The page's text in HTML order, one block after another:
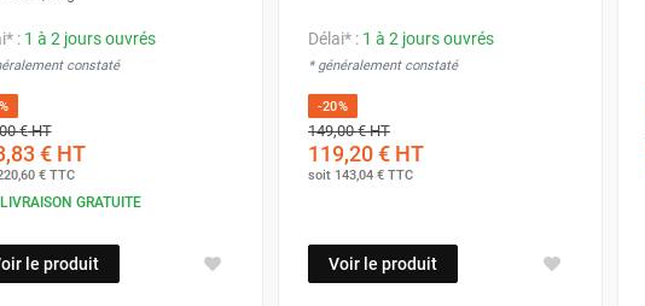
: 1 à 2 jours ouvrés
constaté
€HT
€HT
€TTC
LIVRAISON GRATUITE
le produit
Délai* : 1 à 2 jours ouvrés
* généralement constaté
-20%
149,00 €HT
119,20 € HT
soit 143,04 € TTC
Voir le produit